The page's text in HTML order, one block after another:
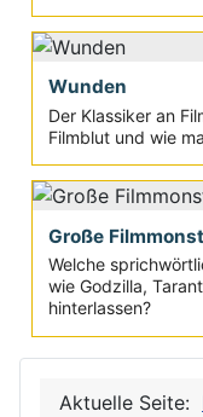
Wunden
Der Klassiker an
Filmblut und wie
Große
Welche
wie Godzilla,
hinterlassen?
Aktuelle Seite: